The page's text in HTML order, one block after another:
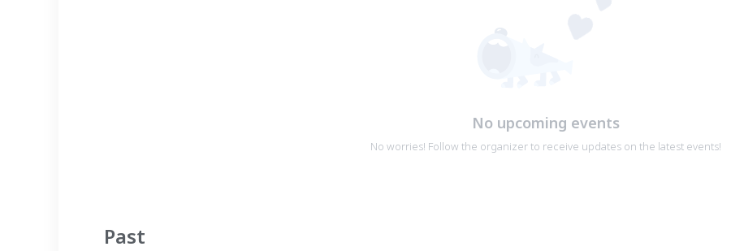
No upcoming events
No worries! Follow the organizer to receive updates on the latest events!
Past